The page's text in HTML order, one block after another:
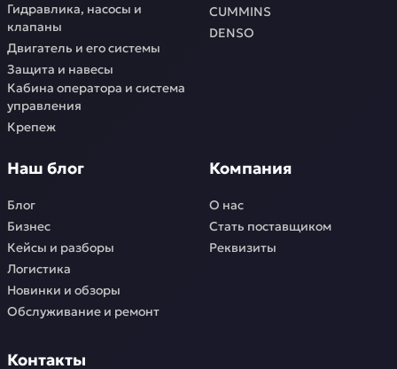
Гидравлика, насосы и
клапаны
Двигатель и его системы
Защита и навесы
Кабина оператора и система
управления
Крепеж
CUMMINS
DENSO
Наш блог
Блог
Бизнес
Кейсы и разборы
Логистика
Новинки и обзоры
Обслуживание и ремонт
Компания
О нас
Стать поставщиком
Реквизиты
Контакты